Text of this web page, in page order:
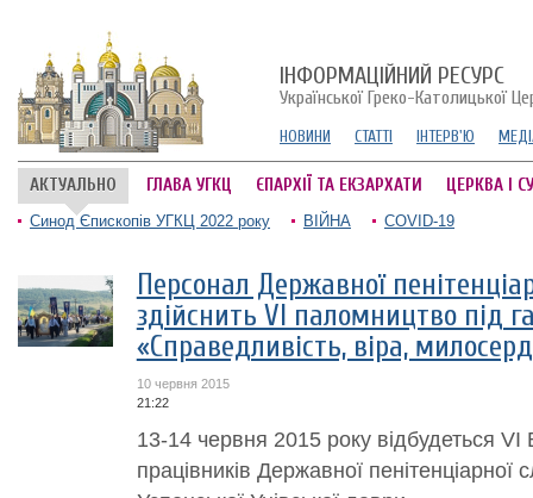
ІНФОРМАЦІЙНИЙ РЕСУРС
Української Греко-Католицької
НОВИНИ СТАТТІ ІНТЕРВ'Ю
АКТУАЛЬНО ГЛАВА УГКЦ ЄПАРХІЇ ТА ЕКЗАРХАТИ ЦЕРКВА І
Синод Єпископів УГКЦ 2022 року ВІЙНА COVID-19
Персонал Державної
здійснить VІ паломництво під
«Справедливість, віра,
10 червня 2015
21:22
13-14 червня 2015 року відбудеться
працівників Державної